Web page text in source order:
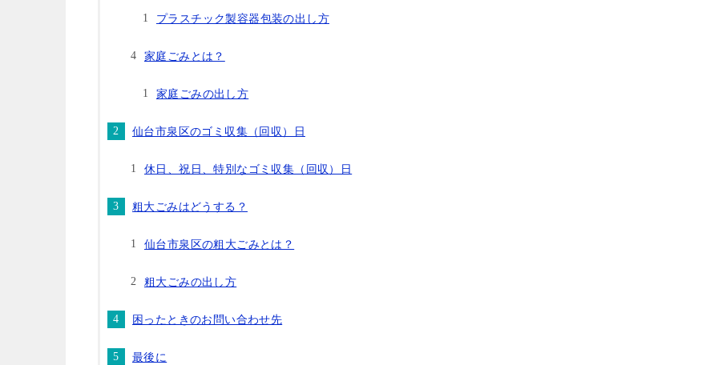
プラスチック製容器包装の出し方
家庭ごみとは？
家庭ごみの出し方
仙台市泉区のゴミ収集（回収）日
休日、祝日、特別なゴミ収集（回収）日
粗大ごみはどうする？
仙台市泉区の粗大ごみとは？
粗大ごみの出し方
困ったときのお問い合わせ先
最後に